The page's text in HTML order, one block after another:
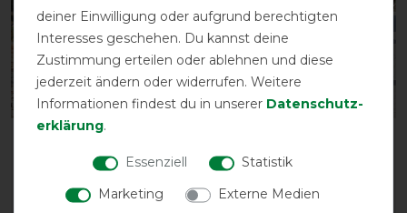
vorher 29,80 €
26,80 € *
Führanlagendecke FLY
deiner Einwilligung oder aufgrund berechtigten
Interesses geschehen. Du kannst deine
Zustimmung erteilen oder ablehnen und diese
jederzeit ändern oder widerrufen. Weitere
Informationen findest du in unserer Daten­schutz­
erklärung.
Essenziell
Statistik
Marketing
Externe Medien